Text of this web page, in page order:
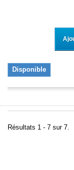
Disponible
Résultats 1 - 7 sur 7.